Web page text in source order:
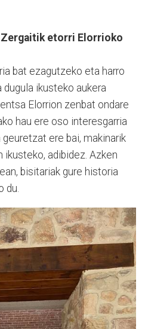
etorri Elorrioko
bat ezagutzeko eta harro
ikusteko aukera
Elorrion zenbat ondare
hau ere oso interesgarria
ere bai, makinarik
ikusteko, adibidez. Azken
bisitariak gure historia
du.